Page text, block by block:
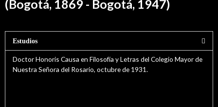
(Bogotá, 1869 - Bogotá, 1947)
Estudios
Doctor Honoris Causa en Filosofía y Letras del Colegio Mayor de
Nuestra Señora del Rosario, octubre de 1931.